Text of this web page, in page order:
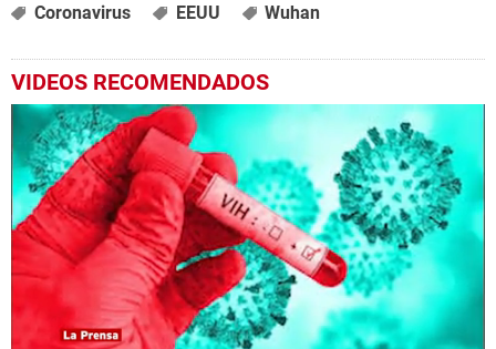
Coronavirus EEUU Wuhan
VIDEOS RECOMENDADOS